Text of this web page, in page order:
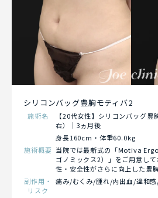
シリコンバッグ豊胸モティバ2
施術名
【20代女性】シリコンバッグ
右）｜3ヵ月後
身長160cm・体重60.0kg
施術概要 当院では最新式の「Motiva
ゴノミックス2）」をご用意し
性・安全性がさらに向上した豊
副作用・
リスク
痛み/むくみ/腫れ/内出血/違和